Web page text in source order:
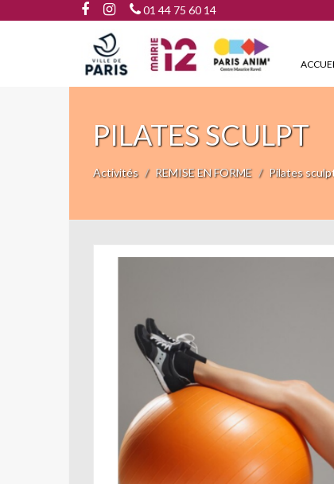
01 44 75 60 14
PILATES SCULPT
Activités REMISE EN FORME Pilates